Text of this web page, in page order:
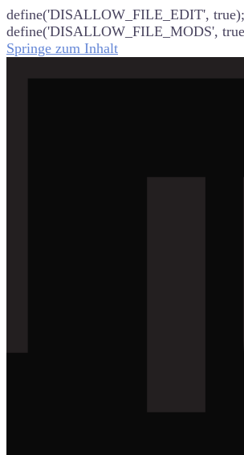
define('DISALLOW_FILE_EDIT', true);
define('DISALLOW_FILE_MODS',
Springe zum Inhalt